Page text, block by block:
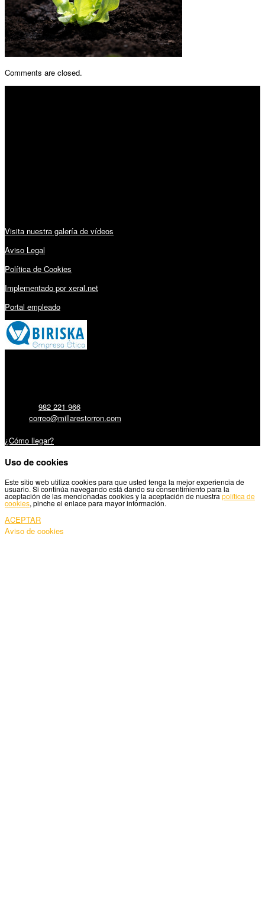
Comments are closed.
Visita nuestra galería de vídeos
Aviso Legal
Política de Cookies
Implementado por xeral.net
Portal empleado
982 221 966
correo@millarestorron.com
¿Cómo llegar?
Uso de cookies
Este sitio web utiliza cookies para que usted tenga la mejor experiencia de
usuario. Si continúa navegando está dando su consentimiento para la
aceptación de las mencionadas cookies y la aceptación de nuestra política de
cookies, pinche el enlace para mayor información.
ACEPTAR
Aviso de cookies